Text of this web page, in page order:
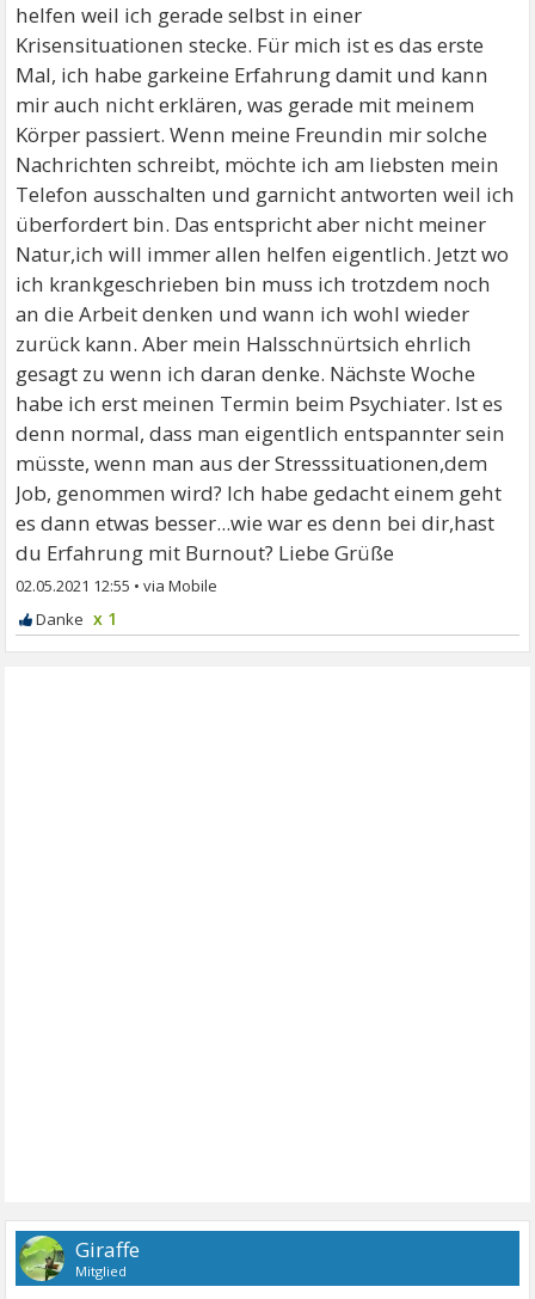
helfen weil ich gerade selbst in einer
Krisensituationen stecke. Für mich ist es das erste
Mal, ich habe garkeine Erfahrung damit und kann
mir auch nicht erklären, was gerade mit meinem
Körper passiert. Wenn meine Freundin mir solche
Nachrichten schreibt, möchte ich am liebsten mein
Telefon ausschalten und garnicht antworten weil ich
überfordert bin. Das entspricht aber nicht meiner
Natur,ich will immer allen helfen eigentlich. Jetzt wo
ich krankgeschrieben bin muss ich trotzdem noch
an die Arbeit denken und wann ich wohl wieder
zurück kann. Aber mein Halsschnürtsich ehrlich
gesagt zu wenn ich daran denke. Nächste Woche
habe ich erst meinen Termin beim Psychiater. Ist es
denn normal, dass man eigentlich entspannter sein
müsste, wenn man aus der Stresssituationen,dem
Job, genommen wird? Ich habe gedacht einem geht
es dann etwas besser...wie war es denn bei dir,hast
du Erfahrung mit Burnout? Liebe Grüße
02.05.2021 12:55 •
x 1
Giraffe
Mitglied